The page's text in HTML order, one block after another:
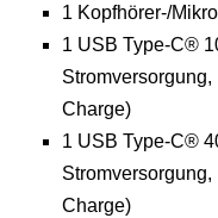
1 Kopfhörer-/
1 USB Type-C®
Charge)
1 USB Type-C®
Charge)